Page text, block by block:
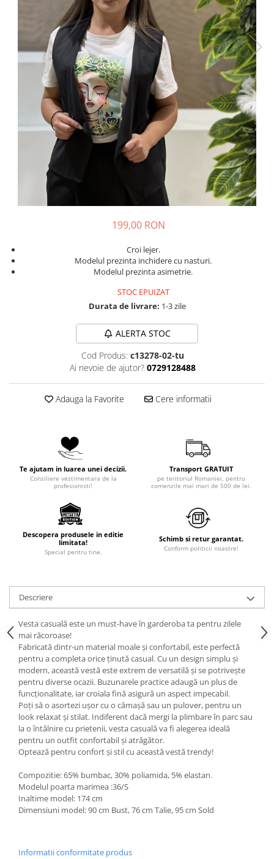
Costume de baie
199,00 RON
Croi lejer.
Modelul prezinta inchidere cu nasturi.
Modelul prezinta asimetrie.
STOC EPUIZAT
Durata de livrare: 1-3 zile
ALERTA STOC
Cod Produs: c13278-02-tu
Ai nevoie de ajutor? 0729128488
Adauga la Favorite Cere informatii
Te ajutam in luarea unei decizii.
Consiliere vestimentara de la
profesionisti!
Transport GRATUIT
pe teritoriul Romaniei, pentru
comenzile mai mari de 500 de lei.
Descopera produsele in editie
limitata!
Special pentru tine.
Schimb si retur garantat.
Conform politicii noastre!
Descriere
Vesta casuală este un must-have în garderoba ta pentru zilele
mai răcoroase!
Fabricată dintr-un material moale și confortabil, este perfectă
pentru a completa orice ținută casual. Cu un design simplu și
modern, această vestă este extrem de versatilă și se potrivește
pentru diverse ocazii. Buzunarele practice adaugă un plus de
funcționalitate, iar croiala fină asigură un aspect impecabil.
Poți să o asortezi ușor cu o cămașă sau un pulover, pentru un
look relaxat și stilat. Indiferent dacă mergi la plimbare în parc sau
la o întâlnire cu prietenii, vesta casuală va fi alegerea ideală
pentru un outfit confortabil și atrăgător.
Optează pentru confort și stil cu această vestă trendy!
Compozitie: 65% bumbac, 30% poliamida, 5% elastan.
Modelul poarta marimea :36/S
Inaltime model: 174 cm
Dimensiuni model: 90 cm Bust, 76 cm Talie, 95 cm Sold
Informatii conformitate produs